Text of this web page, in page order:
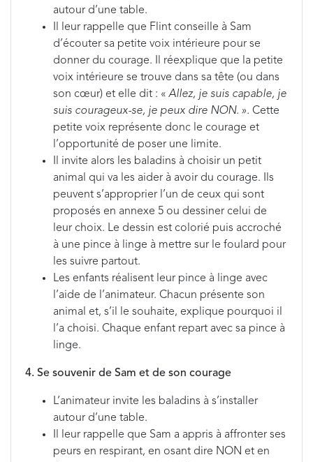
autour d’une table.
Il leur rappelle que Flint conseille à Sam
d’écouter sa petite voix intérieure pour se
donner du courage. Il réexplique que la petite
voix intérieure se trouve dans sa tête (ou dans
son cœur) et elle dit : « Allez, je suis capable, je
suis courageux-se, je peux dire NON. ». Cette
petite voix représente donc le courage et
l’opportunité de poser une limite.
Il invite alors les baladins à choisir un petit
animal qui va les aider à avoir du courage. Ils
peuvent s’approprier l’un de ceux qui sont
proposés en annexe 5 ou dessiner celui de
leur choix. Le dessin est colorié puis accroché
à une pince à linge à mettre sur le foulard pour
les suivre partout.
Les enfants réalisent leur pince à linge avec
l’aide de l’animateur. Chacun présente son
animal et, s’il le souhaite, explique pourquoi il
l’a choisi. Chaque enfant repart avec sa pince à
linge.
4. Se souvenir de Sam et de son courage
L’animateur invite les baladins à s’installer
autour d’une table.
Il leur rappelle que Sam a appris à affronter ses
peurs en respirant, en osant dire NON et en